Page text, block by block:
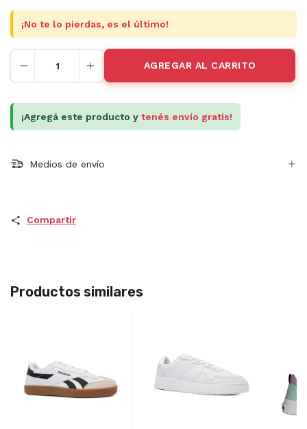
¡No te lo pierdas, es el último!
¡Agregá este producto y tenés envío gratis!
Medios de envío
Compartir
Productos similares